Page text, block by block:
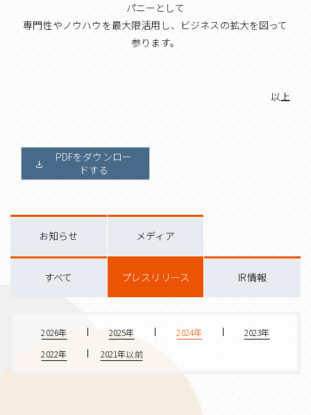
パニーとして
専門性やノウハウを最大限活用し、ビジネスの拡大を図って
参ります。
以上
PDFをダウンロー
ドする
すべて プレスリリース IR情報
お知らせ メディア
2026年 2025年 2024年
2023年
2022年
2021年以前